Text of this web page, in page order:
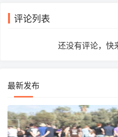
评论列表
还没有评论，快
最新发布